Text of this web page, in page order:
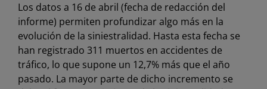
Los datos a 16 de abril (fecha de redacción del
informe) permiten profundizar algo más en la
evolución de la siniestralidad. Hasta esta fecha se
han registrado 311 muertos en accidentes de
tráfico, lo que supone un 12,7% más que el año
pasado. La mayor parte de dicho incremento se